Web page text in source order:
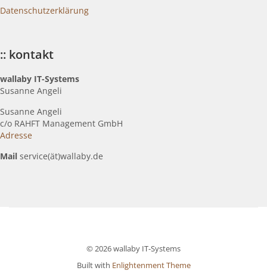
Datenschutzerklärung
:: kontakt
wallaby IT-Systems
Susanne Angeli
Susanne Angeli
c/o RAHFT Management GmbH
Adresse
Mail service(ät)wallaby.de
© 2026 wallaby IT-Systems
Built with Enlightenment Theme